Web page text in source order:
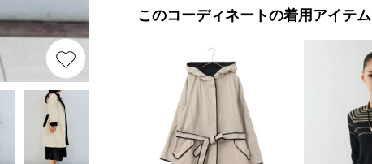
このコーディネートの着用アイテム